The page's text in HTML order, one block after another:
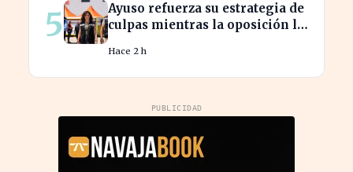
5
Ayuso refuerza su estrategia de
culpas mientras la oposición la
Hace 2 h
PUBLICIDAD